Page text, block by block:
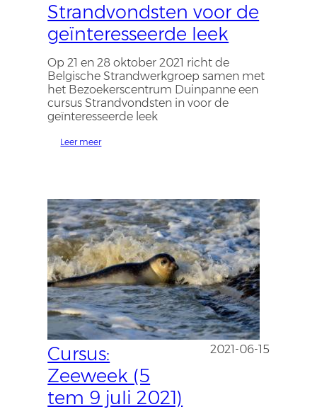
Strandvondsten voor de
geïnteresseerde leek
Op 21 en 28 oktober 2021 richt de
Belgische Strandwerkgroep samen met
het Bezoekerscentrum Duinpanne een
cursus Strandvondsten in voor de
geïnteresseerde leek
Leer meer
2021-06-15
Cursus:
Zeeweek (5
tem 9 juli 2021)